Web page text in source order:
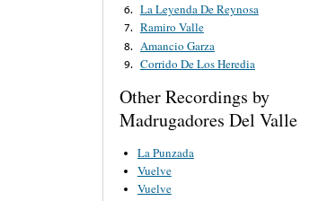
6. La Leyenda De Reynosa
7. Ramiro Valle
8. Amancio Garza
9. Corrido De Los Heredia
Other Recordings by
Madrugadores Del Valle
La Punzada
Vuelve
Vuelve